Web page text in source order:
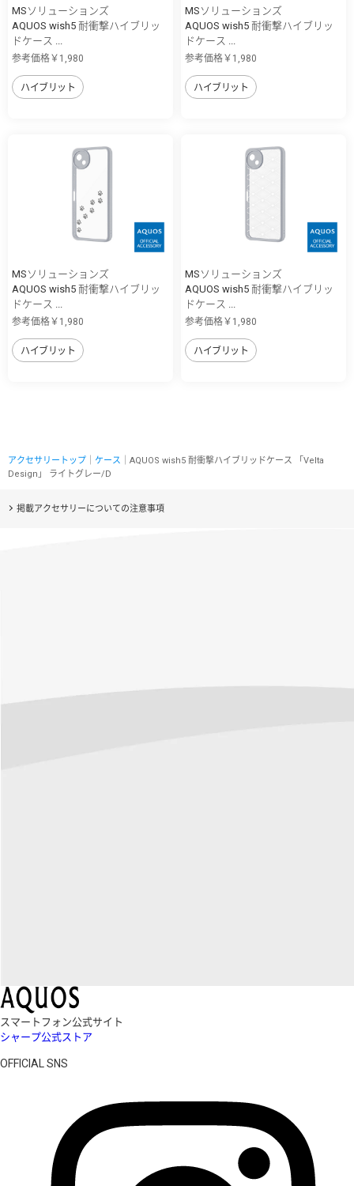
MSソリューションズ
AQUOS wish5 耐衝撃ハイブリッ
ドケース ...
参考価格￥1,980
ハイブリット
MSソリューションズ
AQUOS wish5 耐衝撃ハイブリッ
ドケース ...
参考価格￥1,980
ハイブリット
MSソリューションズ
AQUOS wish5 耐衝撃ハイブリッ
ドケース ...
参考価格￥1,980
ハイブリット
MSソリューションズ
AQUOS wish5 耐衝撃ハイブリッ
ドケース ...
参考価格￥1,980
ハイブリット
アクセサリートップ ケース ｜AQUOS wish5 耐衝撃ハイブリッドケース 「Velta
Design」 ライトグレー/D
掲載アクセサリーについての注意事項
スマートフォン公式サイト
シャープ公式ストア
OFFICIAL SNS